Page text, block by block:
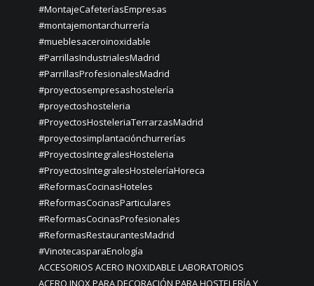
#MontajeCafeteríasEmpresas
#montajemontarchurrería
#mueblesaceroinoxidable
#ParrillasIndustrialesMadrid
#ParrillasProfesionalesMadrid
#proyectosempresashostelería
#proyectoshosteleria
#ProyectosHosteleriaTerrarzasMadrid
#proyectosimplantaciónchurrerías
#ProyectosIntegralesHosteleria
#ProyectosIntegralesHosteleríaHoreca
#ReformasCocinasHoteles
#ReformasCocinasParticulares
#ReformasCocinasProfesionales
#ReformasRestaurantesMadrid
#VinotecasparaEnología
ACCESORIOS ACERO INOXIDABLE LABORATORIOS
ACERO INOX PARA DECORACIÓN PARA HOSTELERÍA Y